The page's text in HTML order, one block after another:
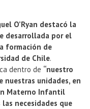
O’Ryan destacó la
desarrollada por el
formación de
de Chile.
dentro de “nuestro
unidades, en
Materno Infantil
necesidades que